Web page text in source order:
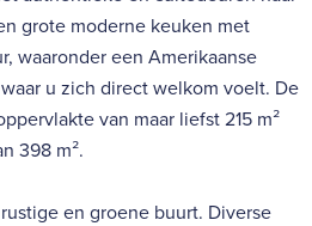
grote moderne keuken met
waaronder een Amerikaanse
u zich direct welkom voelt. De
van maar liefst 215 m²
398 m².
en groene buurt. Diverse